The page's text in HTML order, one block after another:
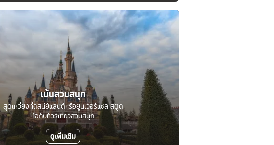
เน้นสวนสนุก
สุดเหวี่ยงที่ดิสนีย์แลนด์หรือยูนิเวอร์แซล สตูดิ
โอกับทัวร์เที่ยวสวนสนุก
ดูเพิ่มเติม